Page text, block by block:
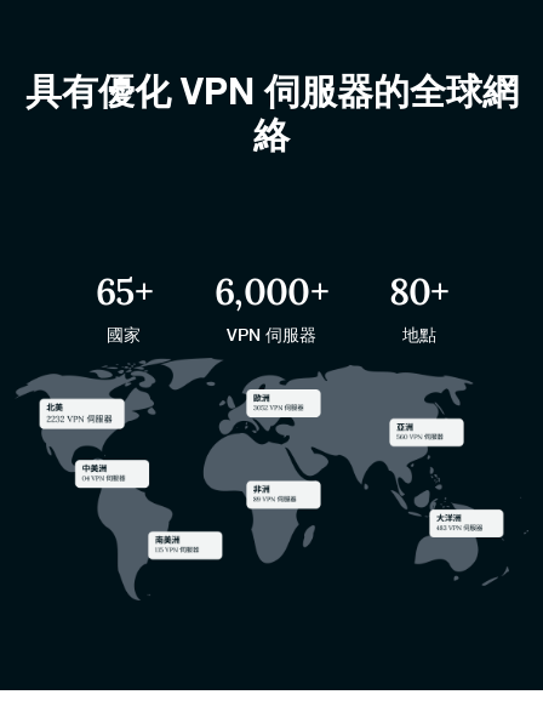
具有優化 VPN 伺服器的全球網
絡
65+
國家
6,000+
VPN 伺服器
80+
地點